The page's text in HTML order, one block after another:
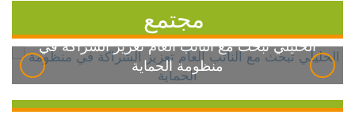
مجتمع
الخليلي تبحث مع النائب العام تعزيز الشراكة في
منظومة الحماية